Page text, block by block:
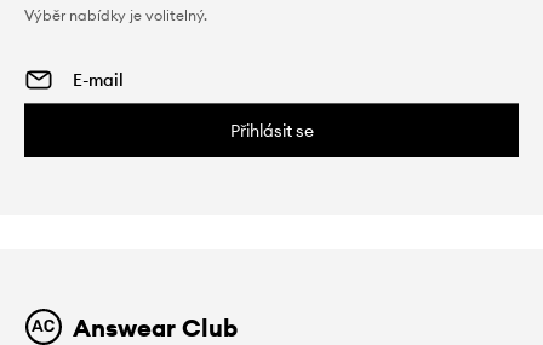
Výběr nabídky je volitelný.
Přihlásit se
Answear Club